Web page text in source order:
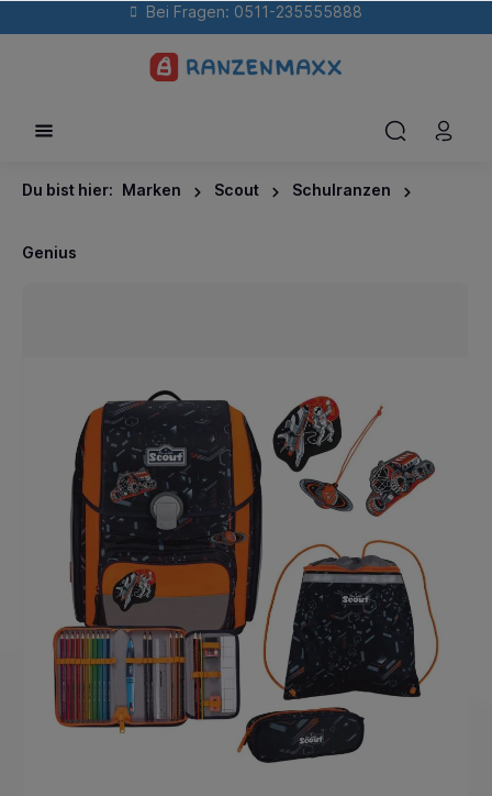
Bei Fragen: 0511-235555888
Du bist hier: Marken Scout Schulranzen
Genius